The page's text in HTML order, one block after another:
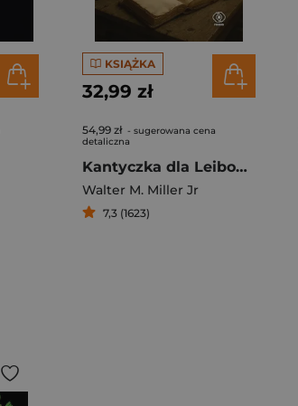
KSIĄŻKA
32,99 zł
54,99 zł - sugerowana cena
detaliczna
Kantyczka dla Leibowitza
Walter M. Miller Jr
7,3 (1623)